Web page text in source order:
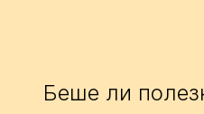
Беше ли